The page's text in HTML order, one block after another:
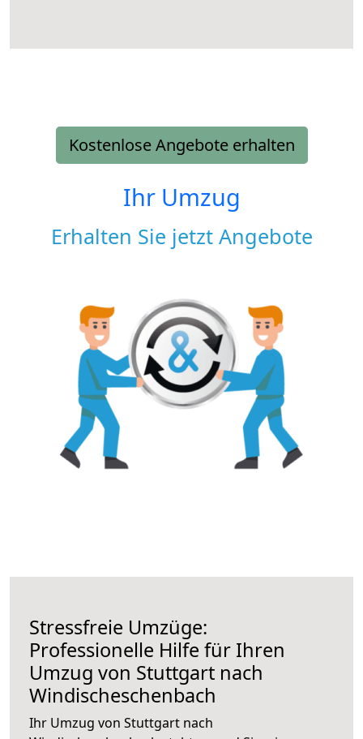
Kostenlose Angebote erhalten
Ihr Umzug
Erhalten Sie jetzt Angebote
Stressfreie Umzüge:
Professionelle Hilfe für Ihren
Umzug von Stuttgart nach
Windischeschenbach
Ihr Umzug von Stuttgart nach